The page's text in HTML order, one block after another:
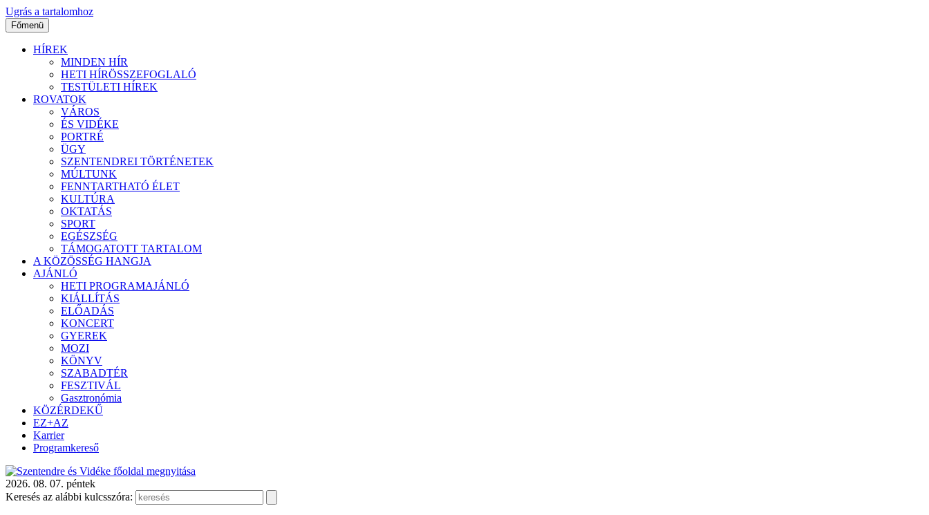
Ugrás a tartalomhoz
Főmenü
HÍREK
MINDEN HÍR
HETI HÍRÖSSZEFOGLALÓ
TESTÜLETI HÍREK
ROVATOK
VÁROS
ÉS VIDÉKE
PORTRÉ
ÜGY
SZENTENDREI TÖRTÉNETEK
MÚLTUNK
FENNTARTHATÓ ÉLET
KULTÚRA
OKTATÁS
SPORT
EGÉSZSÉG
TÁMOGATOTT TARTALOM
A KÖZÖSSÉG HANGJA
AJÁNLÓ
HETI PROGRAMAJÁNLÓ
KIÁLLÍTÁS
ELŐADÁS
KONCERT
GYEREK
MOZI
KÖNYV
SZABADTÉR
FESZTIVÁL
Gasztronómia
KÖZÉRDEKŰ
EZ+AZ
Karrier
Programkereső
2026. 08. 07. péntek
Keresés az alábbi kulcsszóra: